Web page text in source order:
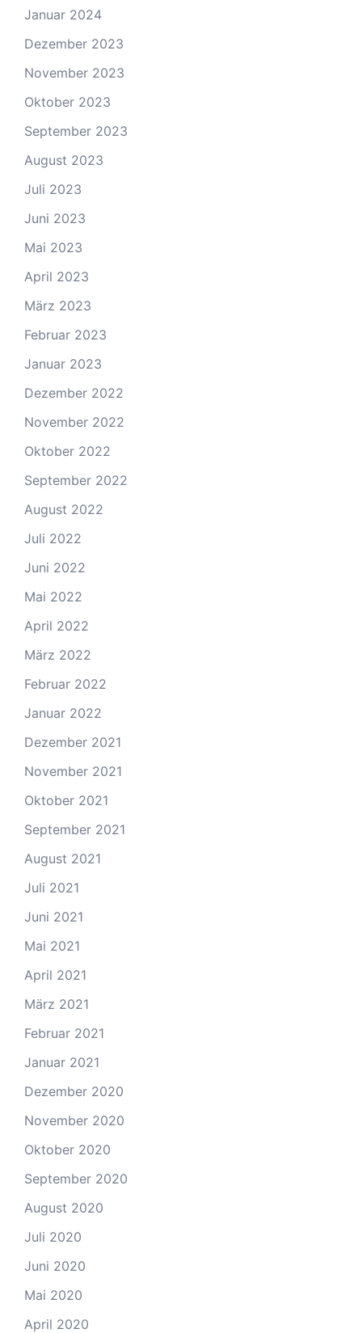
Januar 2024
Dezember 2023
November 2023
Oktober 2023
September 2023
August 2023
Juli 2023
Juni 2023
Mai 2023
April 2023
März 2023
Februar 2023
Januar 2023
Dezember 2022
November 2022
Oktober 2022
September 2022
August 2022
Juli 2022
Juni 2022
Mai 2022
April 2022
März 2022
Februar 2022
Januar 2022
Dezember 2021
November 2021
Oktober 2021
September 2021
August 2021
Juli 2021
Juni 2021
Mai 2021
April 2021
März 2021
Februar 2021
Januar 2021
Dezember 2020
November 2020
Oktober 2020
September 2020
August 2020
Juli 2020
Juni 2020
Mai 2020
April 2020